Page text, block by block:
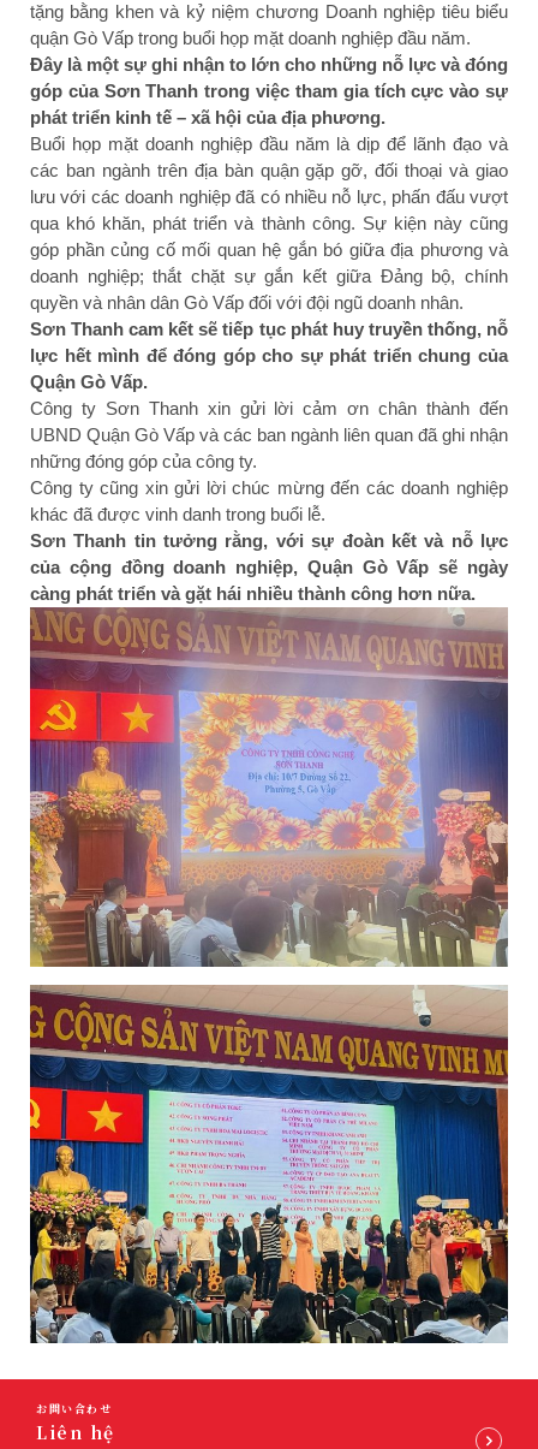
tặng bằng khen và kỷ niệm chương Doanh nghiệp tiêu biểu
quận Gò Vấp trong buổi họp mặt doanh nghiệp đầu năm.
Đây là một sự ghi nhận to lớn cho những nỗ lực và đóng
góp của Sơn Thanh trong việc tham gia tích cực vào sự
phát triển kinh tế – xã hội của địa phương.
Buổi họp mặt doanh nghiệp đầu năm là dịp để lãnh đạo và
các ban ngành trên địa bàn quận gặp gỡ, đối thoại và giao
lưu với các doanh nghiệp đã có nhiều nỗ lực, phấn đấu vượt
qua khó khăn, phát triển và thành công. Sự kiện này cũng
góp phần củng cố mối quan hệ gắn bó giữa địa phương và
doanh nghiệp; thắt chặt sự gắn kết giữa Đảng bộ, chính
quyền và nhân dân Gò Vấp đối với đội ngũ doanh nhân.
Sơn Thanh cam kết sẽ tiếp tục phát huy truyền thống, nỗ
lực hết mình để đóng góp cho sự phát triển chung của
Quận Gò Vấp.
Công ty Sơn Thanh xin gửi lời cảm ơn chân thành đến
UBND Quận Gò Vấp và các ban ngành liên quan đã ghi nhận
những đóng góp của công ty.
Công ty cũng xin gửi lời chúc mừng đến các doanh nghiệp
khác đã được vinh danh trong buổi lễ.
Sơn Thanh tin tưởng rằng, với sự đoàn kết và nỗ lực
của cộng đồng doanh nghiệp, Quận Gò Vấp sẽ ngày
càng phát triển và gặt hái nhiều thành công hơn nữa.
お問い合わせ
Liên hệ